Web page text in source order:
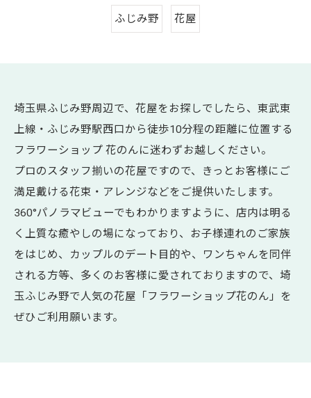
ふじみ野 花屋
埼玉県ふじみ野周辺で、花屋をお探しでしたら、東武東
上線・ふじみ野駅西口から徒歩10分程の距離に位置する
フラワーショップ 花のんに迷わずお越しください。
プロのスタッフ揃いの花屋ですので、きっとお客様にご
満足戴ける花束・アレンジなどをご提供いたします。
360°パノラマビューでもわかりますように、店内は明る
く上質な癒やしの場になっており、お子様連れのご家族
をはじめ、カップルのデート目的や、ワンちゃんを同伴
される方等、多くのお客様に愛されておりますので、埼
玉ふじみ野で人気の花屋「フラワーショップ花のん」を
ぜひご利用願います。